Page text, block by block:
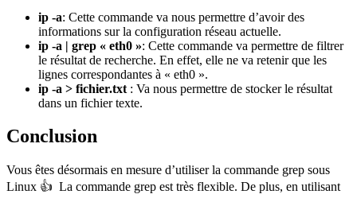
ip -a: Cette commande va nous permettre d’avoir des
informations sur la configuration réseau actuelle.
ip -a | grep « eth0 »: Cette commande va permettre de filtrer
le résultat de recherche. En effet, elle ne va retenir que les
lignes correspondantes à « eth0 ».
ip -a > fichier.txt : Va nous permettre de stocker le résultat
dans un fichier texte.
Conclusion
Vous êtes désormais en mesure d’utiliser la commande grep sous
Linux 👍 La commande grep est très flexible. De plus, en utilisant